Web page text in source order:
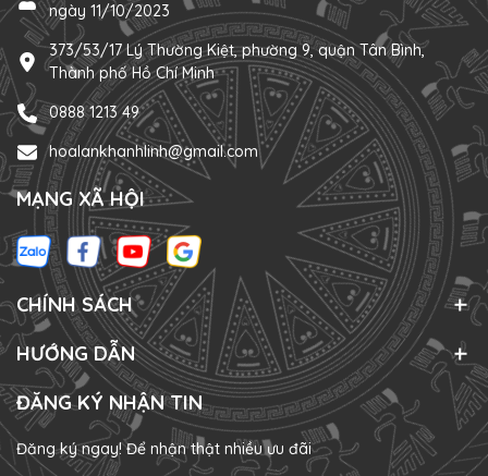
ngày 11/10/2023
373/53/17 Lý Thường Kiệt, phường 9, quận Tân Bình,
Thành phố Hồ Chí Minh
0888 1213 49
hoalankhanhlinh@gmail.com
MẠNG XÃ HỘI
CHÍNH SÁCH
HƯỚNG DẪN
ĐĂNG KÝ NHẬN TIN
Đăng ký ngay! Để nhận thật nhiều ưu đãi